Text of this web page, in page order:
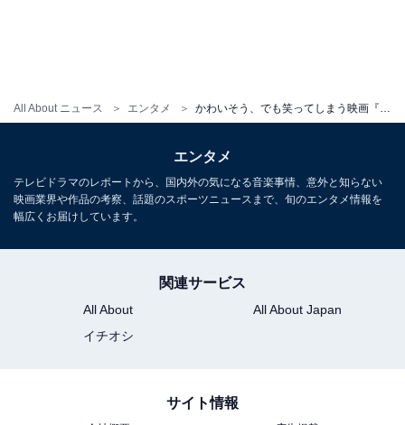
All About ニュース エンタメ かわいそう、でも笑ってしまう映画『ミッキー17』の魅力とは。『ナウシカ』を連想する生き物にも注目
を始めたりします。「なんだよリア充じゃん！」とも思
ころ。真にブラックな展開は、むしろそこから始まるの
ですから。
う」展開に。「ミッキー17」にとっては、「ミッキー
18」にナーシャを「寝取られた」状況に陥ったり……
「同じ人間の存在」ということが社会では全く許容され
エンタメ
テレビドラマのレポートから、国内外の気になる音楽事情、意外と知らない
映画業界や作品の考察、話題のスポーツニュースまで、旬のエンタメ情報を
幅広くお届けしています。
関連サービス
All About
All About Japan
イチオシ
サイト情報